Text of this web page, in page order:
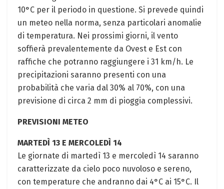
10°C per il periodo in questione. Si prevede quindi
un meteo nella norma, senza particolari anomalie
di temperatura. Nei prossimi giorni, il vento
soffierà prevalentemente da Ovest e Est con
raffiche che potranno raggiungere i 31 km/h. Le
precipitazioni saranno presenti con una
probabilità che varia dal 30% al 70%, con una
previsione di circa 2 mm di pioggia complessivi.
PREVISIONI METEO
MARTEDÌ 13 E MERCOLEDÌ 14
Le giornate di martedì 13 e mercoledì 14 saranno
caratterizzate da cielo poco nuvoloso e sereno,
con temperature che andranno dai 4°C ai 15°C. Il